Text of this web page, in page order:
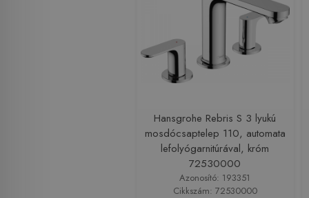
Hansgrohe Rebris S 3 lyukú
mosdócsaptelep 110, automata
lefolyógarnitúrával, króm
72530000
Azonosító: 193351
Cikkszám: 72530000